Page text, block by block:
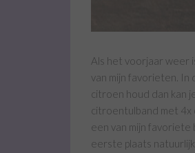
Als het voorjaar weer
van mijn favorieten. In
citroen houd dan kan
citroentulband met 4x
een van mijn favoriete
eerste plaats